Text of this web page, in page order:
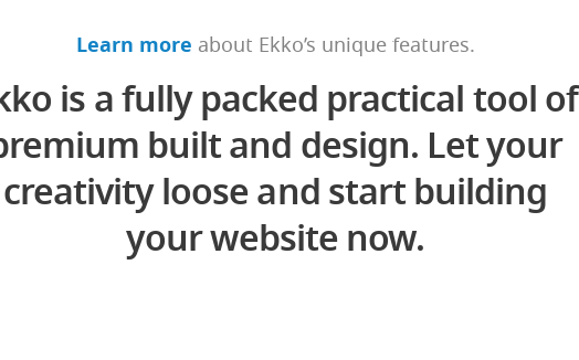
Learn more about Ekko’s unique features.
is a fully packed practical tool of
built and design. Let your
creativity loose and start building
your website now.